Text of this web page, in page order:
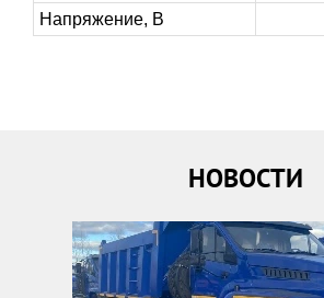
Напряжение, B
НОВОСТИ